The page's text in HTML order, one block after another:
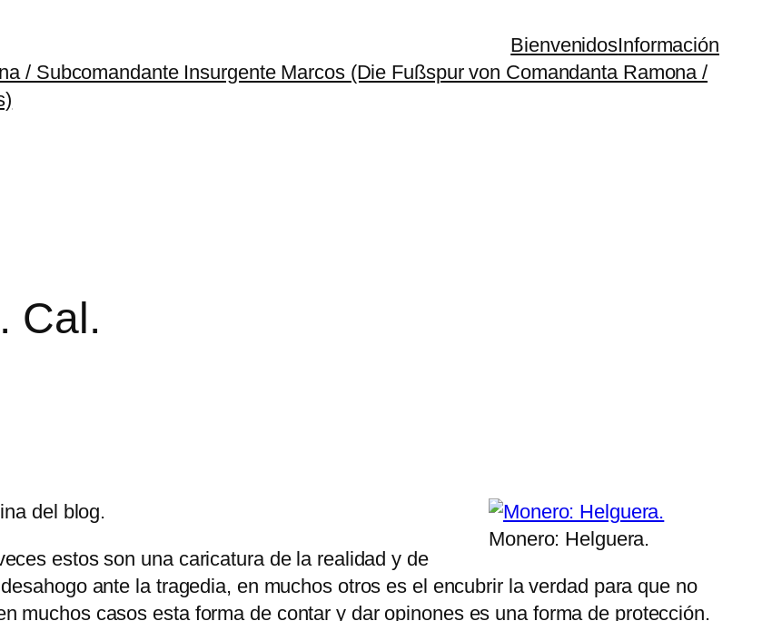
BienvenidosInformación
/ Subcomandante Insurgente Marcos (Die Fußspur von Comandanta Ramona /
Cal.
Monero: Helguera.
del blog.
estos son una caricatura de la realidad y de
ante la tragedia, en muchos otros es el encubrir la verdad para que no
muchos casos esta forma de contar y dar opinones es una forma de protección.